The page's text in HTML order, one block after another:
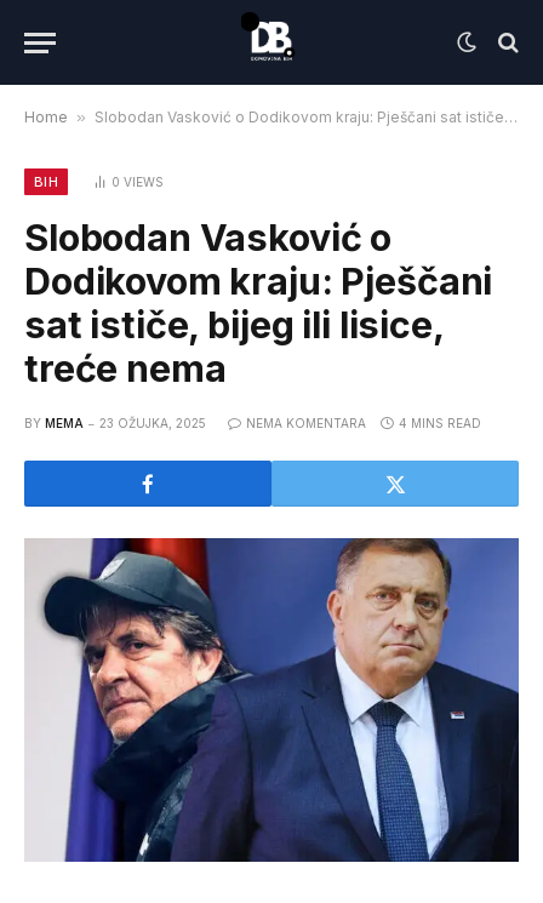
Home » Slobodan Vasković o Dodikovom kraju: Pješčani sat ističe, bijeg ili lisice, treće nema
BIH 0 VIEWS
Slobodan Vasković o
Dodikovom kraju: Pješčani
sat ističe, bijeg ili lisice,
treće nema
BY MEMA 23 OŽUJKA, 2025 NEMA KOMENTARA 4 MINS READ